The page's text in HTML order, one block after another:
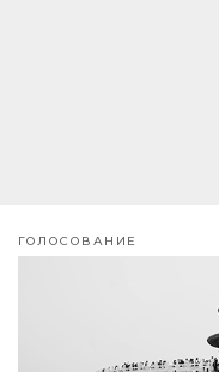
ГОЛОСОВАНИЕ